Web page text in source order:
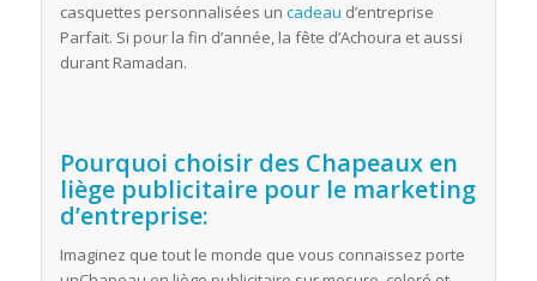
casquettes personnalisées un cadeau d’entreprise
Parfait. Si pour la fin d’année, la fête d’Achoura et aussi
durant Ramadan.
Pourquoi choisir des Chapeaux en
liège publicitaire pour le marketing
d’entreprise:
Imaginez que tout le monde que vous connaissez porte